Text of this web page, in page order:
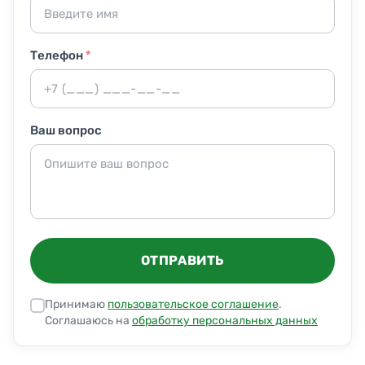
Телефон*
Ваш вопрос
ОТПРАВИТЬ
Принимаю пользовательское соглашение.
Соглашаюсь на обработку персональных данных